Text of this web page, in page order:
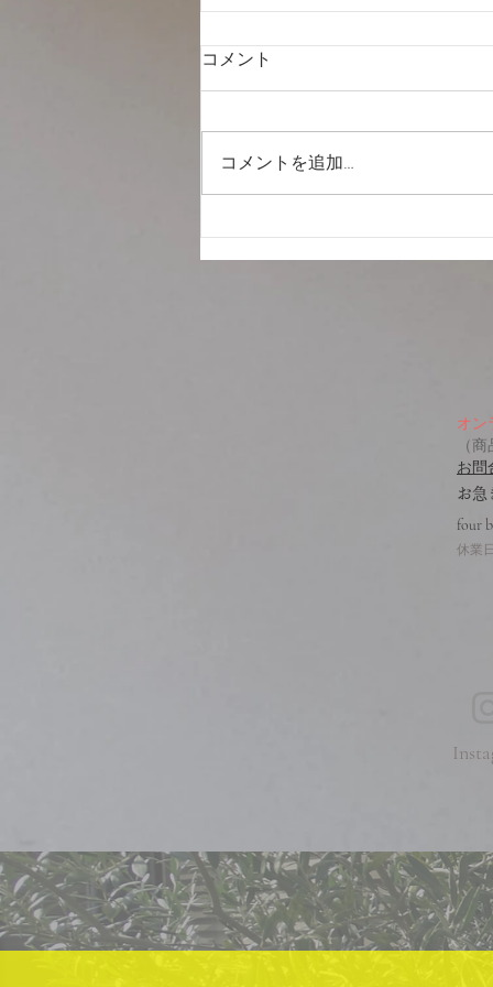
熊本地震
コメント
コメントを追加…
オン
（
お問
お急
four
休業